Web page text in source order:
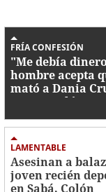
FRÍA CONFESIÓN
"Me debía
hombre acepta
mató a Dania
Tocoa, Colón
LAMENTABLE
Asesinan a
joven recién
en Sabá, Colón